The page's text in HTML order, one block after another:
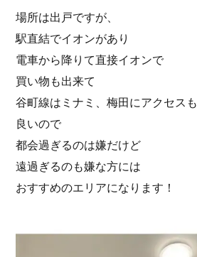
場所は出戸ですが、
駅直結でイオンがあり
電車から降りて直接イオンで
買い物も出来て
谷町線はミナミ、梅田にアクセスも
良いので
都会過ぎるのは嫌だけど
遠過ぎるのも嫌な方には
おすすめのエリアになります！